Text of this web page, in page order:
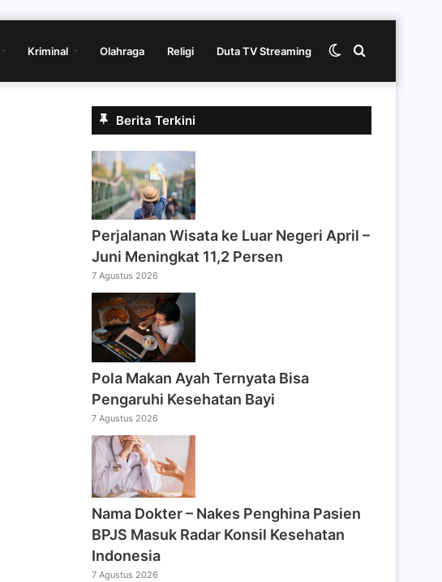
Kriminal Olahraga Religi Duta TV Streaming Cari
Switch
Berita Terkini
Perjalanan Wisata ke Luar Negeri April –
Juni Meningkat 11,2 Persen
7 Agustus 2026
Pola Makan Ayah Ternyata Bisa
Pengaruhi Kesehatan Bayi
7 Agustus 2026
Nama Dokter – Nakes Penghina Pasien
BPJS Masuk Radar Konsil Kesehatan
Indonesia
7 Agustus 2026